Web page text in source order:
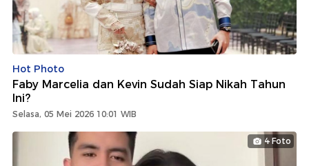
Hot Photo
Faby Marcelia dan Kevin Sudah Siap Nikah Tahun
Ini?
Selasa, 05 Mei 2026 10:01 WIB
4 Foto